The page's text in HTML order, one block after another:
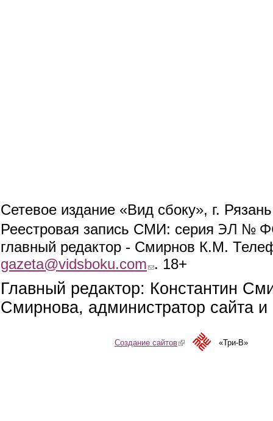
Сетевое издание «Вид сбоку», г.
Реестровая запись СМИ: серия ЭЛ №
главный редактор - Смирнов К.М.
gazeta@vidsboku.com (link sends e-mail)
. 18+
Главный редактор: Константин
Смирнова, администратор сайта
Создание сайтов(link is external)«Три-В»